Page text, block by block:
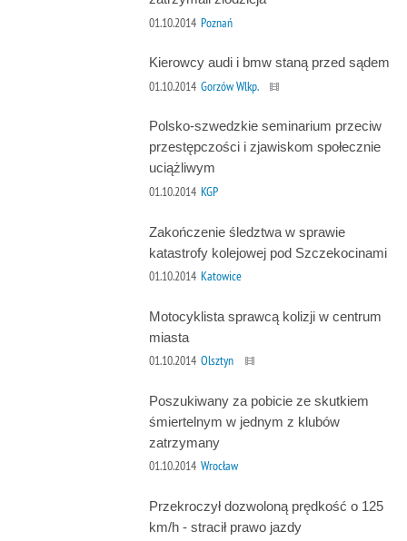
01.10.2014 Poznań
Kierowcy audi i bmw staną przed sądem
01.10.2014 Gorzów Wlkp.
Polsko-szwedzkie seminarium przeciw
przestępczości i zjawiskom społecznie
uciążliwym
01.10.2014 KGP
Zakończenie śledztwa w sprawie
katastrofy kolejowej pod Szczekocinami
01.10.2014 Katowice
Motocyklista sprawcą kolizji w centrum
miasta
01.10.2014 Olsztyn
Poszukiwany za pobicie ze skutkiem
śmiertelnym w jednym z klubów
zatrzymany
01.10.2014 Wrocław
Przekroczył dozwoloną prędkość o 125
km/h - stracił prawo jazdy